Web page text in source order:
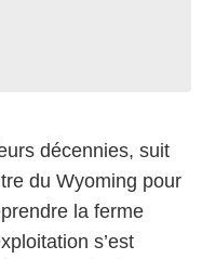
décennies, suit
du Wyoming pour
la ferme
s’est